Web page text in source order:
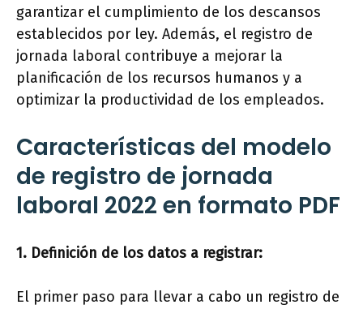
garantizar el cumplimiento de los descansos
establecidos por ley. Además, el registro de
jornada laboral contribuye a mejorar la
planificación de los recursos humanos y a
optimizar la productividad de los empleados.
Características del modelo
de registro de jornada
laboral 2022 en formato PDF
1. Definición de los datos a registrar:
El primer paso para llevar a cabo un registro de